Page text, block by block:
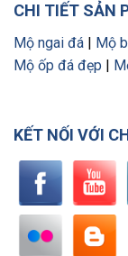
CHI TIẾT SẢN
Mộ ngai đá Mộ
Mộ ốp đá đẹp
KẾT NỐI VỚI